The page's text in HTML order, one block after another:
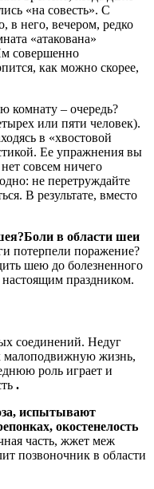
«на совесть». С
в него, вечером, редко
«атакована»
совершенно
как можно скорее,
комнату – очередь?
или пяти человек).
в «хвостовой
Ее упражнения вы
совсем ничего
не перетруждайте
В результате, вместо
Боли в области шеи
потерпели поражение?
шею до болезненного
праздником.
соединений. Недуг
малоподвижную жизнь,
роль играет и
.
испытывают
окостенелость
часть, жжет меж
позвоночник в области